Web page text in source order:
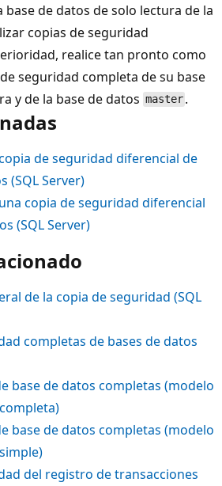
base de datos de solo lectura de la
copias de seguridad
realice tan pronto como
seguridad completa de su base
y de la base de datos master .
de seguridad diferencial de
(SQL Server)
copia de seguridad diferencial
(SQL Server)
de la copia de seguridad (SQL
completas de bases de datos
base de datos completas (modelo
base de datos completas (modelo
del registro de transacciones